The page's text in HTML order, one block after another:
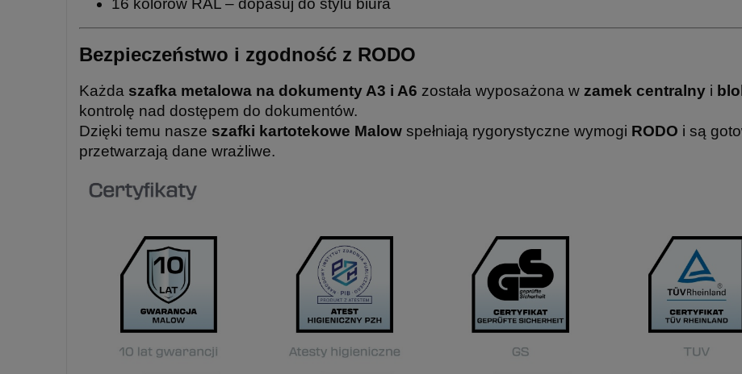
16 kolorów RAL – dopasuj do stylu biura
Bezpieczeństwo i zgodność z RODO
Każda szafka metalowa na dokumenty A3 i A6 została wyposażona w zamek centralny i
kontrolę nad dostępem do dokumentów.
Dzięki temu nasze szafki kartotekowe Malow spełniają rygorystyczne wymogi RODO i są
przetwarzają dane wrażliwe.